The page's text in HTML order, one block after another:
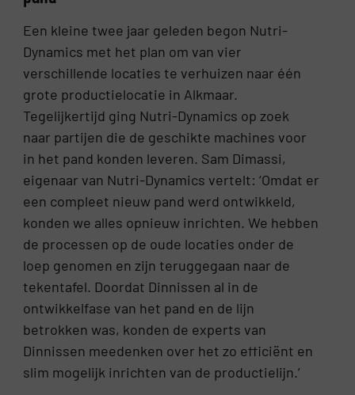
Een kleine twee jaar geleden begon Nutri-
Dynamics met het plan om van vier
verschillende locaties te verhuizen naar één
grote productielocatie in Alkmaar.
Tegelijkertijd ging Nutri-Dynamics op zoek
naar partijen die de geschikte machines voor
in het pand konden leveren. Sam Dimassi,
eigenaar van Nutri-Dynamics vertelt: ‘Omdat er
een compleet nieuw pand werd ontwikkeld,
konden we alles opnieuw inrichten. We hebben
de processen op de oude locaties onder de
loep genomen en zijn teruggegaan naar de
tekentafel. Doordat Dinnissen al in de
ontwikkelfase van het pand en de lijn
betrokken was, konden de experts van
Dinnissen meedenken over het zo efficiënt en
slim mogelijk inrichten van de productielijn.’